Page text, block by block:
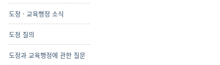
도정 · 교육행정 소식
도정 질의
도정과 교육행정에 관한 질문